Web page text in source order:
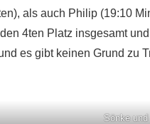
als auch Philip (19:10
4ten Platz insgesamt
es gibt keinen Grund zu
Sönke